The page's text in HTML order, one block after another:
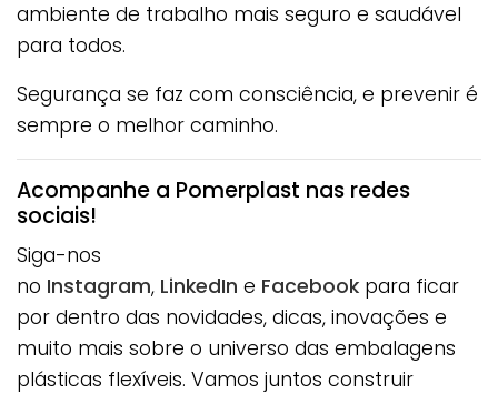
ambiente de trabalho mais seguro e saudável
para todos.
Segurança se faz com consciência, e prevenir é
sempre o melhor caminho.
Acompanhe a Pomerplast nas redes
sociais!
Siga-nos
no Instagram, LinkedIn e Facebook para ficar
por dentro das novidades, dicas, inovações e
muito mais sobre o universo das embalagens
plásticas flexíveis. Vamos juntos construir